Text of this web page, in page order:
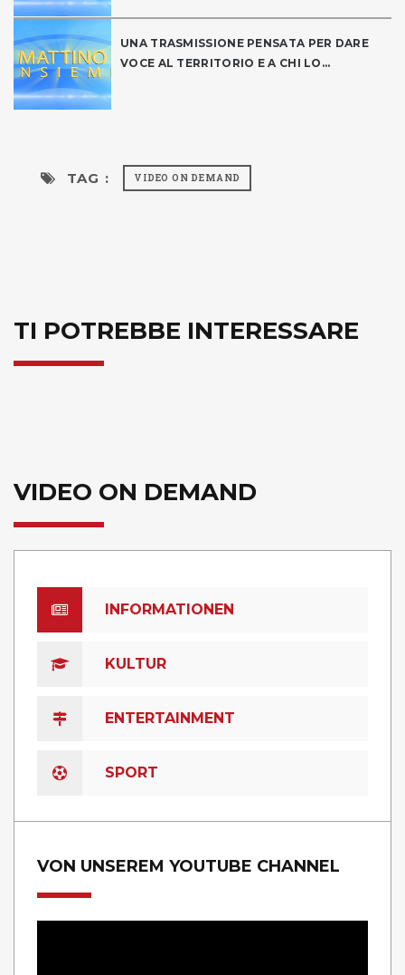
UNA TRASMISSIONE PENSATA PER DARE
VOCE AL TERRITORIO E A CHI LO...
TAG : VIDEO ON DEMAND
TI POTREBBE INTERESSARE
VIDEO ON DEMAND
INFORMATIONEN
KULTUR
ENTERTAINMENT
SPORT
VON UNSEREM YOUTUBE CHANNEL